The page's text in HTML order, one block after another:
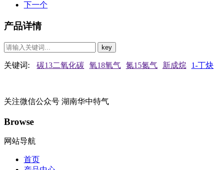
下一个
产品详情
关键词: 碳13二氧化碳 氧18氧气 氮15氮气 新成烷 1-丁炔
关注微信公众号 湖南华中特气
Browse
网站导航
首页